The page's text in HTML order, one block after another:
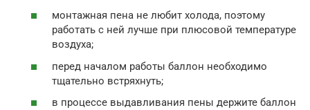
монтажная пена не любит холода, поэтому
работать с ней лучше при плюсовой температуре
воздуха;
перед началом работы баллон необходимо
тщательно встряхнуть;
в процессе выдавливания пены держите баллон